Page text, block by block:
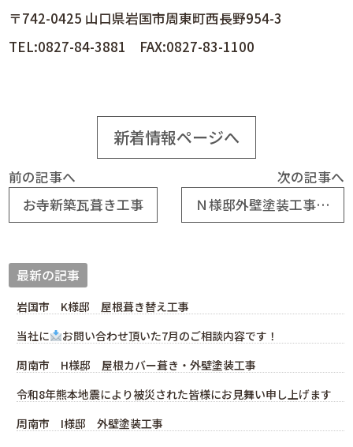
〒742-0425 山口県岩国市周東町西長野954-3
TEL:0827-84-3881 FAX:0827-83-1100
新着情報ページへ
前の記事へ
お寺新築瓦葺き工事
次の記事へ
Ｎ様邸外壁塗装工事完成
最新の記事
岩国市 K様邸 屋根葺き替え工事
当社に
お問い合わせ頂いた7月のご相談内容です！
周南市 H様邸 屋根カバー葺き・外壁塗装工事
令和8年熊本地震により被災された皆様にお見舞い申し上げます
周南市 I様邸 外壁塗装工事